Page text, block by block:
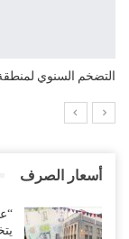
التضخم السنوي
أسعار الصرف